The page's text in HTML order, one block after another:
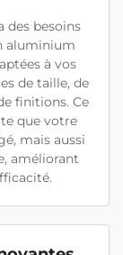
des besoins
aluminium
à vos
de taille, de
finitions. Ce
que votre
mais aussi
améliorant